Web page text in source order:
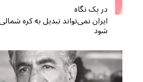
در یک نگاه
ایران نمی‌تواند تبدیل به کره
شود